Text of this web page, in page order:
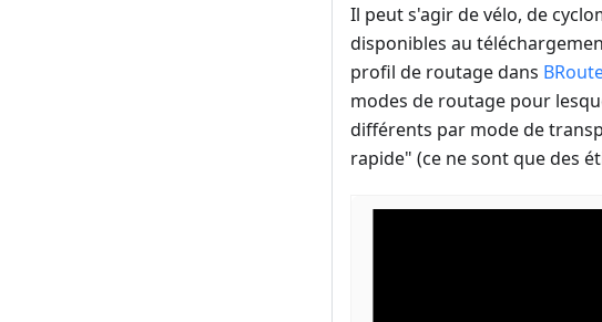
Il peut s'agir de vélo, de
disponibles au
profil de routage dans
modes de routage pour
différents par mode de
rapide" (ce ne sont que des